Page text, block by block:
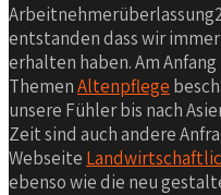
entstanden dass wir
erhalten haben. Am
ThemenAltenpflege
unsere Fühler bis nach
Zeit sind auch andere
Webseite
ebenso wie die neu